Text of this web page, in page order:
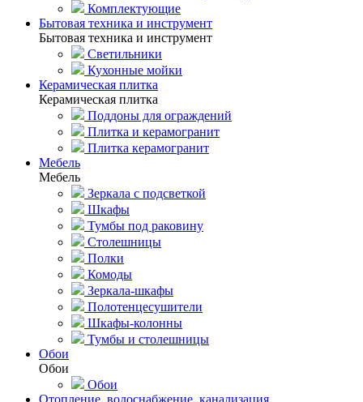
Комплектующие
Бытовая техника и инструмент
Бытовая техника и инструмент
Светильники
Кухонные мойки
Керамическая плитка
Керамическая плитка
Поддоны для ограждений
Плитка и керамогранит
Плитка керамогранит
Мебель
Мебель
Зеркала с подсветкой
Шкафы
Тумбы под раковину
Столешницы
Полки
Комоды
Зеркала-шкафы
Полотенцесушители
Шкафы-колонны
Тумбы и столешницы
Обои
Обои
Обои
Отопление, водоснабжение, канализация